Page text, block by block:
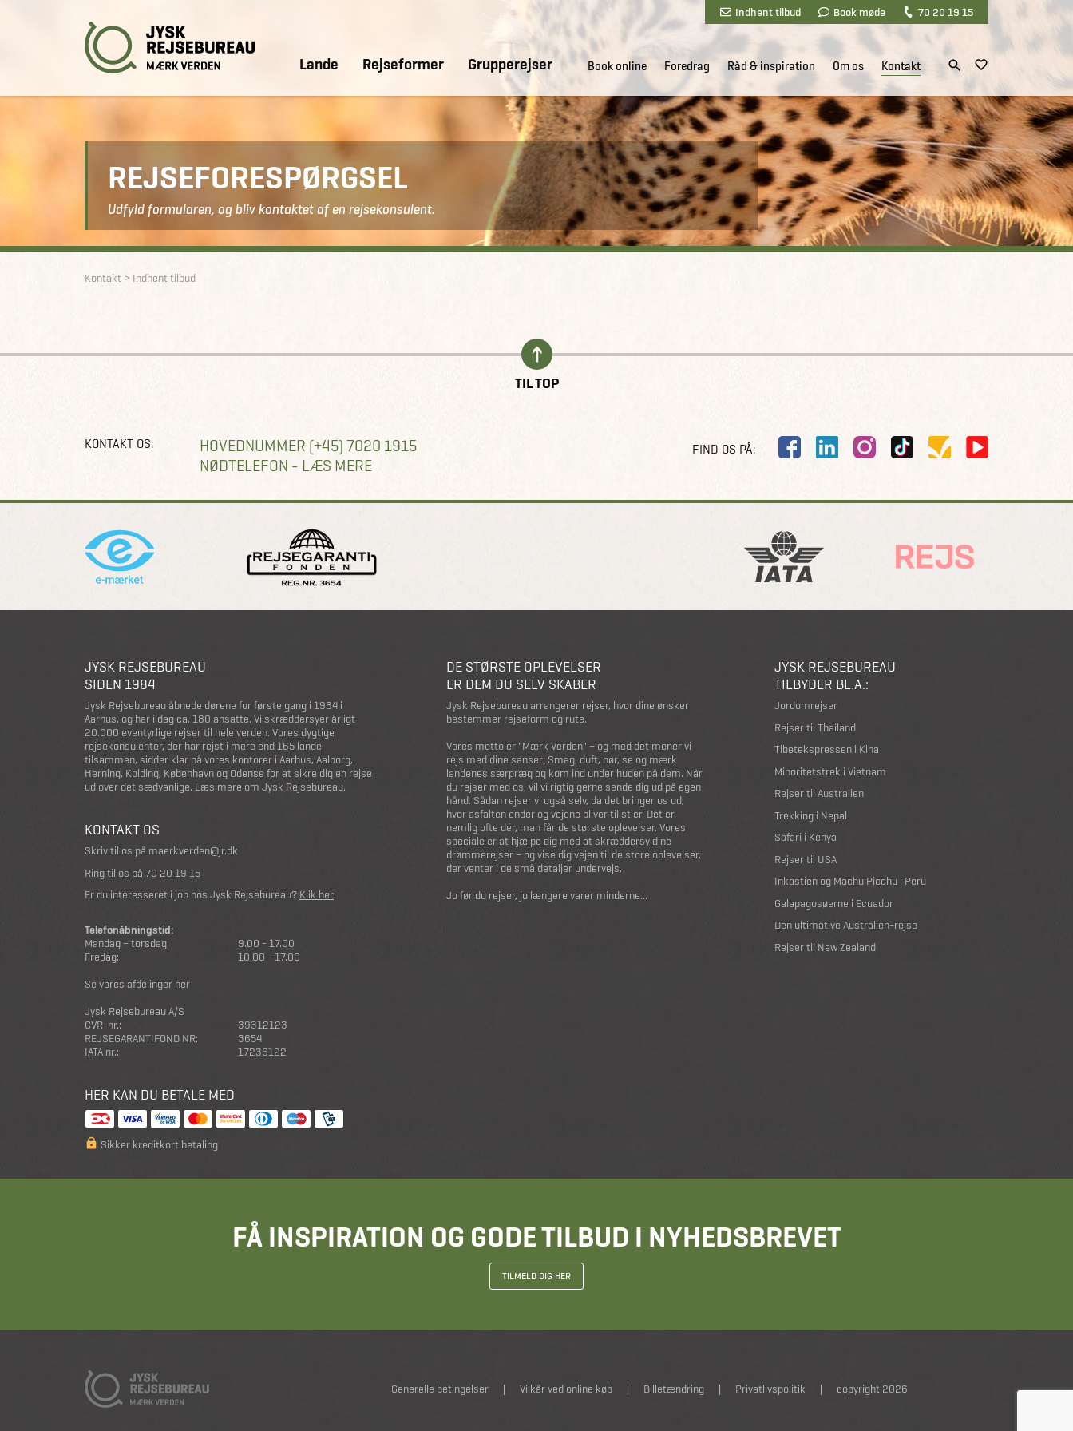
Indhent tilbud Book møde 70 20 19 15
Lande Rejseformer Grupperejser Book online Foredrag Råd & inspiration Om os Kontakt
REJSEFORESPØRGSEL
Udfyld formularen, og bliv kontaktet af en rejsekonsulent.
Kontakt Indhent tilbud
TIL TOP
KONTAKT OS:
HOVEDNUMMER (+45) 7020 1915
NØDTELEFON - LÆS MERE
FIND OS PÅ:
JYSK REJSEBUREAU
SIDEN 1984
Jysk Rejsebureau åbnede dørene for første gang i 1984 i
Aarhus, og har i dag ca. 180 ansatte. Vi skræddersyer årligt
20.000 eventyrlige rejser til hele verden. Vores dygtige
rejsekonsulenter, der har rejst i mere end 165 lande
tilsammen, sidder klar på vores kontorer i Aarhus, Aalborg,
Herning, Kolding, København og Odense for at sikre dig en rejse
ud over det sædvanlige. Læs mere om Jysk Rejsebureau.
KONTAKT OS
Skriv til os på maerkverden@jr.dk
Ring til os på 70 20 19 15
Er du interesseret i job hos Jysk Rejsebureau? Klik her.
Telefonåbningstid:
Mandag – torsdag:
9.00 - 17.00
Fredag:
10.00 - 17.00
Se vores afdelinger her
Jysk Rejsebureau A/S
CVR-nr.:
39312123
REJSEGARANTIFOND NR:
3654
IATA nr.:
17236122
HER KAN DU BETALE MED
Sikker kreditkort betaling
DE STØRSTE OPLEVELSER
ER DEM DU SELV SKABER
Jysk Rejsebureau arrangerer rejser, hvor dine ønsker
bestemmer rejseform og rute.
Vores motto er "Mærk Verden" – og med det mener vi
rejs med dine sanser; Smag, duft, hør, se og mærk
landenes særpræg og kom ind under huden på dem. Når
du rejser med os, vil vi rigtig gerne sende dig ud på egen
hånd. Sådan rejser vi også selv, da det bringer os ud,
hvor asfalten ender og vejene bliver til stier. Det er
nemlig ofte dér, man får de største oplevelser. Vores
speciale er at hjælpe dig med at skræddersy dine
drømmerejser – og vise dig vejen til de store oplevelser,
der venter i de små detaljer undervejs.
Jo før du rejser, jo længere varer minderne...
JYSK REJSEBUREAU
TILBYDER BL.A.:
Jordomrejser
Rejser til Thailand
Tibetekspressen i Kina
Minoritetstrek i Vietnam
Rejser til Australien
Trekking i Nepal
Safari i Kenya
Rejser til USA
Inkastien og Machu Picchu i Peru
Galapagosøerne i Ecuador
Den ultimative Australien-rejse
Rejser til New Zealand
FÅ INSPIRATION OG GODE TILBUD I NYHEDSBREVET
TILMELD DIG HER
Generelle betingelser | Vilkår ved online køb | Billetændring | Privatlivspolitik | copyright 2026